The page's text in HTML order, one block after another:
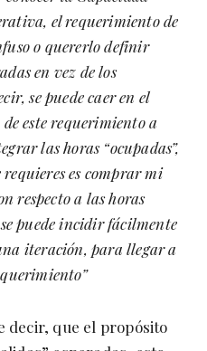
el requerimiento de
o quererlo definir
en vez de los
se puede caer en el
este requerimiento a
las horas “ocupadas”,
es comprar mi
respecto a las horas
puede incidir fácilmente
iteración, para llegar a
decir, que el propósito